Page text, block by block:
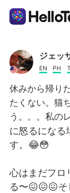
Language
AI
English
简体中文
Español
ジェッ
EN PH
休みから帰り
たくない。猫
う。。。私の
に怒るになる
す。😂😳
心はまだフロ
る〜😖😖😖そ